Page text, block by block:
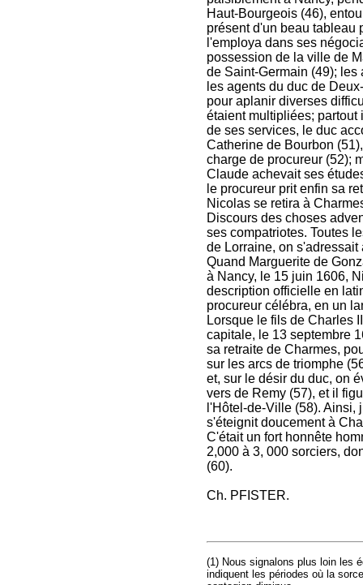
Haut-Bourgeois (46),
présent d'un beau tableau
l'employa dans ses
possession de la ville de
de Saint-Germain (49);
les agents du duc de
pour aplanir diverses
étaient multipliées; partout
de ses services, le duc
Catherine de Bourbon
charge de procureur (52);
Claude achevait ses
le procureur prit enfin sa
Nicolas se retira à
Discours des choses
ses compatriotes. Toutes
de Lorraine, on
Quand Marguerite de
à Nancy, le 15 juin 1606,
description officielle en
procureur célébra, en un
Lorsque le fils de Charles
capitale, le 13 septembre
sa retraite de Charmes,
sur les arcs de triomphe
et, sur le désir du duc, on
vers de Remy (57), et il
l'Hôtel-de-Ville (58). Ainsi,
s'éteignit doucement à
C'était un fort honnête
2,000 à 3, 000 sorciers,
(60).
Ch. PFISTER.
(1) Nous signalons plus loin les
indiquent les périodes où la